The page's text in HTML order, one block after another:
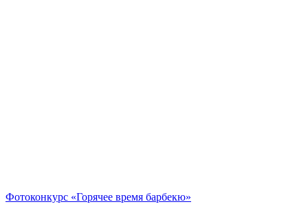
Фотоконкурс «Горячее время барбекю»